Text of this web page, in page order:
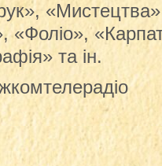
та ін.